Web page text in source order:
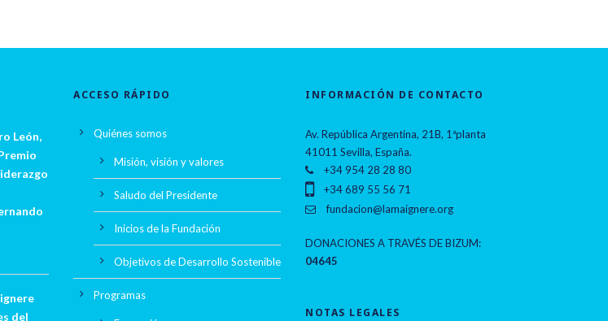
León,
del
ACCESO RÁPIDO
Quiénes somos
Misión, visión y valores
Saludo del Presidente
Inicios de la Fundación
Objetivos de Desarrollo Sostenible
Programas
INFORMACIÓN DE CONTACTO
Av. República Argentina, 21B, 1ªplanta
41011 Sevilla, España.
+34 954 28 28 80
+34 689 55 56 71
fundacion@lamaignere.org
DONACIONES A TRAVÉS DE BIZUM:
04645
NOTAS LEGALES